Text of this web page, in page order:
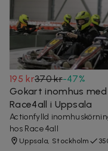
195 kr370 kr-47%
Gokart inomhus
Race4all i Uppsala
Actionfylld
hos Race4all
Uppsala, Stockholm